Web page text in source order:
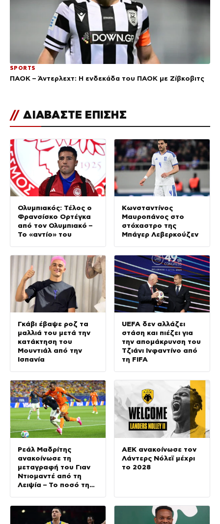
SPORTS
ΠΑΟΚ – Άντερλεχτ: Η ενδεκάδα του ΠΑΟΚ με Ζίβκοβιτς
// ΔΙΑΒΑΣΤΕ ΕΠΙΣΗΣ
Ολυμπιακός: Τέλος ο
Φρανσίσκο Ορτέγκα
από τον Ολυμπιακό –
Το «αντίο» του
Κωνσταντίνος
Μαυροπάνος στο
στόχαστρο της
Μπάγερ Λεβερκούζεν
Γκάβι έβαψε ροζ τα
μαλλιά του μετά την
κατάκτηση του
Μουντιάλ από την
Ισπανία
UEFA δεν αλλάζει
στάση και πιέζει για
την απομάκρυνση του
Τζιάνι Ινφαντίνο από
τη FIFA
Ρεάλ Μαδρίτης
ανακοίνωσε τη
μεταγραφή του Γιαν
Ντιομαντέ από τη
Λειψία – Το ποσό της
ΑΕΚ ανακοίνωσε τον
Λάντερς Νόλεϊ μέχρι
το 2028